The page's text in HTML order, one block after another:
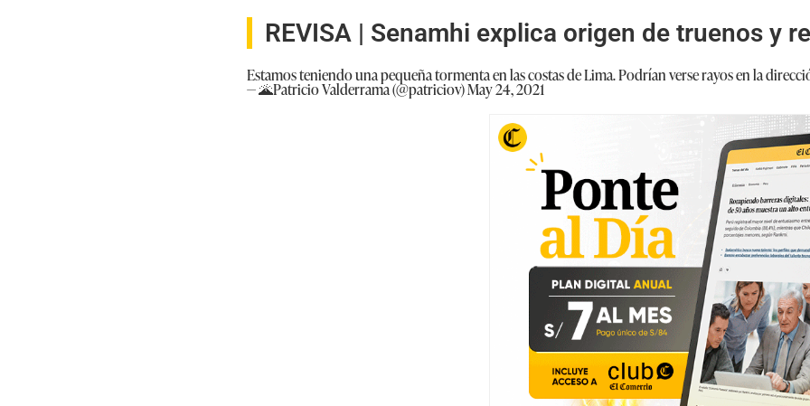
REVISA | Senamhi explica origen de truenos y
Estamos teniendo una pequeña tormenta en las costas de Lima. Podrían verse rayos en la
— 🌋Patricio Valderrama (@patriciov)May 24, 2021